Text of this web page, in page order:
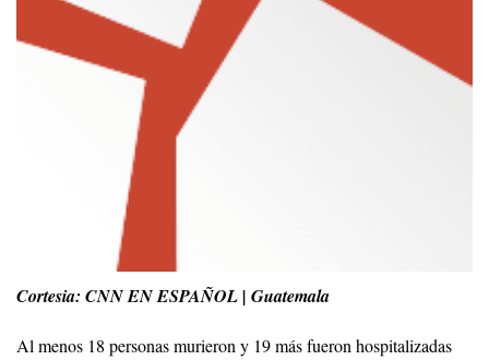
Cortesia: CNN EN ESPAÑOL | Guatemala
Al menos 18 personas murieron y 19 más fueron hospitalizadas